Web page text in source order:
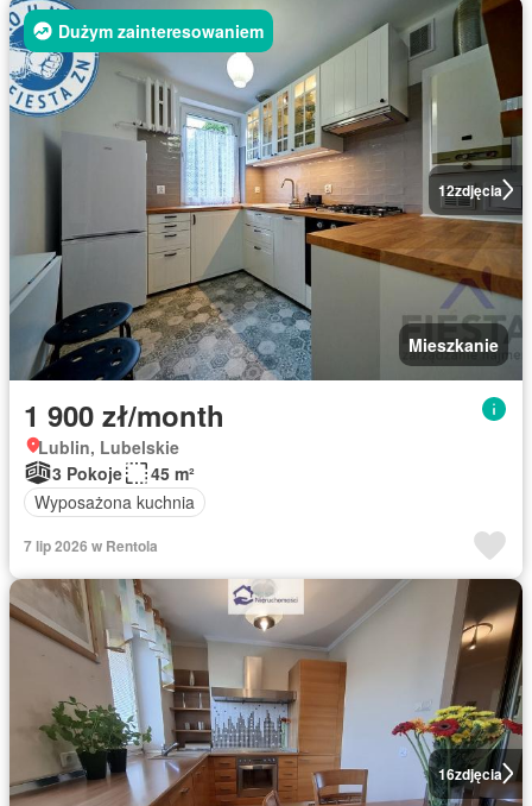
12zdjęcia
Dużym zainteresowaniem
Mieszkanie
1 900 zł/month
Lublin, Lubelskie
3 Pokoje
45 m²
Wyposażona kuchnia
7 lip 2026 w Rentola
16zdjęcia